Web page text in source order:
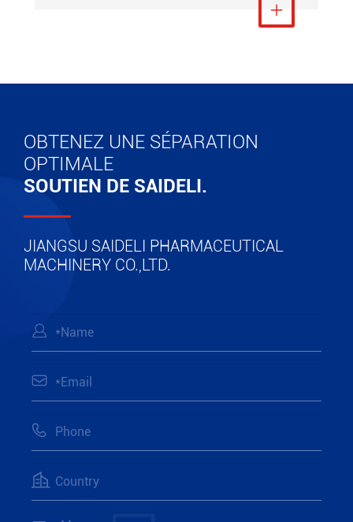
Voir plus

OBTENEZ UNE SÉPARATION
OPTIMALE
SOUTIEN DE SAIDELI.
JIANGSU SAIDELI PHARMACEUTICAL
MACHINERY CO.,LTD.



